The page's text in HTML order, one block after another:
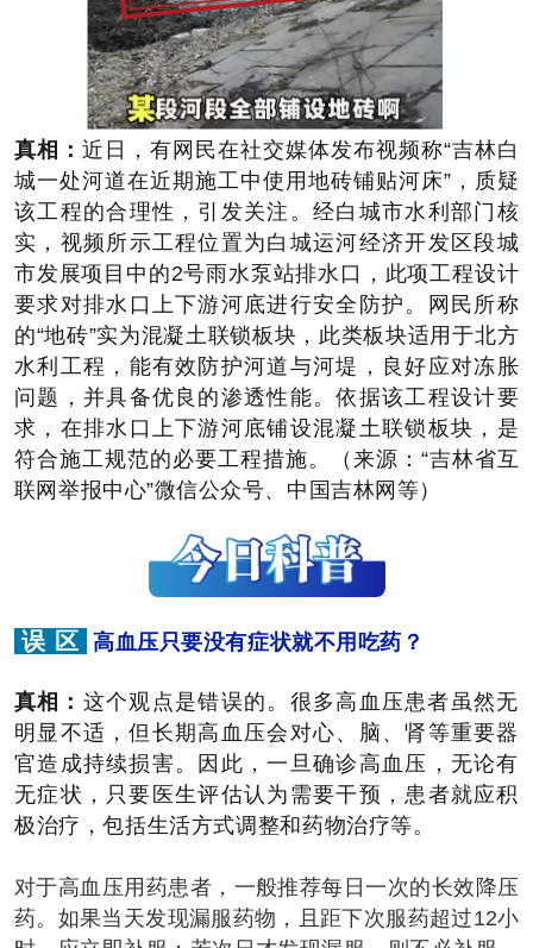
真相： 近日，有网民在社交媒体发布视频称“吉林白
城一处河道在近期施工中使用地砖铺贴河床”，质疑
该工程的合理性，引发关注。经白城市水利部门核
实，视频所示工程位置为白城运河经济开发区段城
市发展项目中的2号雨水泵站排水口，此项工程设计
要求对排水口上下游河底进行安全防护。网民所称
的“地砖”实为混凝土联锁板块，此类板块适用于北方
水利工程，能有效防护河道与河堤，良好应对冻胀
问题，并具备优良的渗透性能。依据该工程设计要
求，在排水口上下游河底铺设混凝土联锁板块，是
符合施工规范的必要工程措施。（来源：“吉林省互
联网举报中心”微信公众号、中国吉林网等）
误 区 高血压只要没有症状就不用吃药？
真相： 这个观点是错误的。很多高血压患者虽然无
明显不适，但长期高血压会对心、脑、肾等重要器
官造成持续损害。因此，一旦确诊高血压，无论有
无症状，只要医生评估认为需要干预，患者就应积
极治疗，包括生活方式调整和药物治疗等。
对于高血压用药患者，一般推荐每日一次的长效降压
药。如果当天发现漏服药物，且距下次服药超过12小